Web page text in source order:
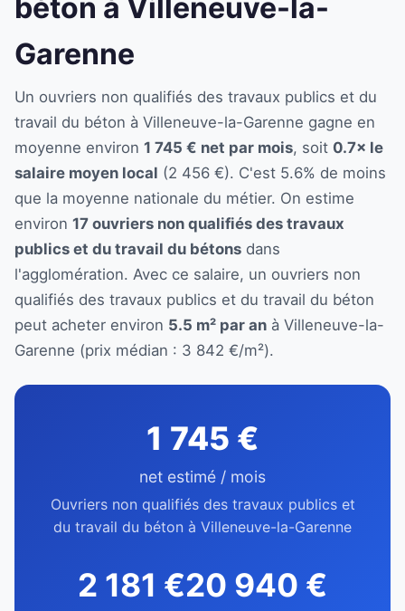
béton à Villeneuve-la-
Garenne
Un ouvriers non qualifiés des travaux publics et du
travail du béton à Villeneuve-la-Garenne gagne en
moyenne environ 1 745 € net par mois, soit 0.7× le
salaire moyen local (2 456 €). C'est 5.6% de moins
que la moyenne nationale du métier. On estime
environ 17 ouvriers non qualifiés des travaux
publics et du travail du bétons dans
l'agglomération. Avec ce salaire, un ouvriers non
qualifiés des travaux publics et du travail du béton
peut acheter environ 5.5 m² par an à Villeneuve-la-
Garenne (prix médian : 3 842 €/m²).
1 745 €
net estimé / mois
Ouvriers non qualifiés des travaux publics et
du travail du béton à Villeneuve-la-Garenne
2 181 €20 940 €